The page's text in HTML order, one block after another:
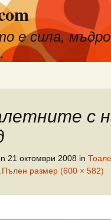
е сила,
с
21 октомври 2008 in
Пълен размер (600 × 582)